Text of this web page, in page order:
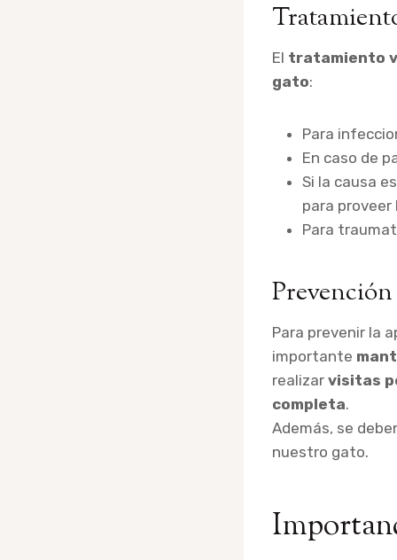
El tratamiento
gato:
Para
En caso de
Si la causa
para
Para
Para prevenir la
importante
realizar visitas
completa.
Además, se
nuestro gato.